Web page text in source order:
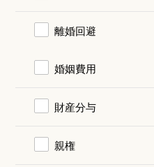
離婚回避
婚姻費用
財産分与
親権